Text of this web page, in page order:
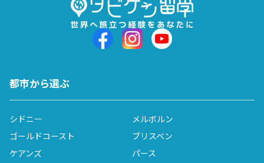
都市から選ぶ
シドニー
メルボルン
ゴールドコースト
ブリスベン
ケアンズ
パース